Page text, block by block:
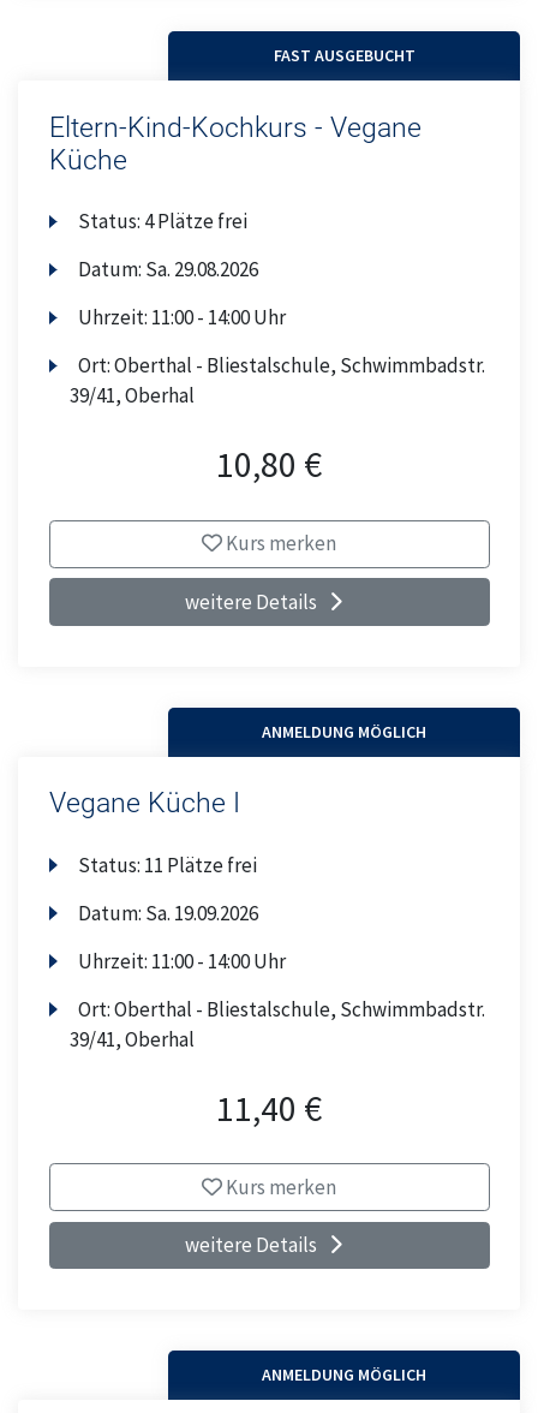
FAST AUSGEBUCHT
Eltern-Kind-Kochkurs - Vegane
Küche
Status: 4 Plätze frei
Datum: Sa. 29.08.2026
Uhrzeit: 11:00 - 14:00 Uhr
Ort:Oberthal - Bliestalschule, Schwimmbadstr.
39/41, Oberhal
10,80 €
Kurs merken
weitere Details
ANMELDUNG MÖGLICH
Vegane Küche I
Status: 11 Plätze frei
Datum: Sa. 19.09.2026
Uhrzeit: 11:00 - 14:00 Uhr
Ort:Oberthal - Bliestalschule, Schwimmbadstr.
39/41, Oberhal
11,40 €
Kurs merken
weitere Details
ANMELDUNG MÖGLICH